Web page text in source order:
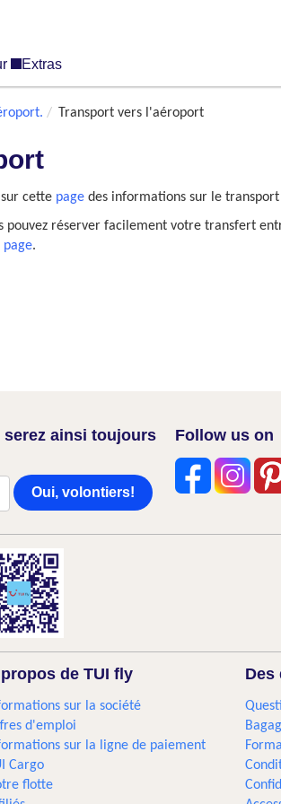
Extras
Transport vers l'aéroport
cette page des informations sur le
pouvez réserver facilement votre transfert
page.
ainsi toujours
Oui, volontiers!
Follow us on
de TUI fly
sur la société
d'emploi
sur la ligne de paiement
Cargo
flotte
Des